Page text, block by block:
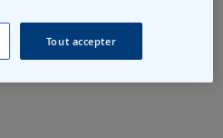
Tout accepter